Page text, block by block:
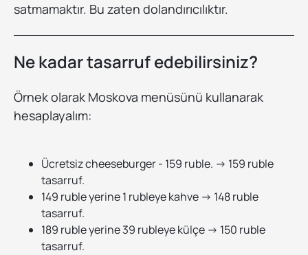
satmamaktır. Bu zaten dolandırıcılıktır.
Ne kadar tasarruf edebilirsiniz?
Örnek olarak Moskova menüsünü kullanarak
hesaplayalım:
Ücretsiz cheeseburger - 159 ruble. → 159 ruble
tasarruf.
149 ruble yerine 1 rubleye kahve → 148 ruble
tasarruf.
189 ruble yerine 39 rubleye külçe → 150 ruble
tasarruf.